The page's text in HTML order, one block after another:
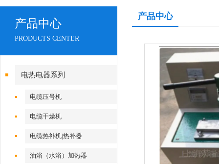
产品中心
PRODUCTS CENTER
电热电器系列
电缆压号机
电缆干燥机
电缆热补机|热补器
油浴（水浴）加热器
产品中心